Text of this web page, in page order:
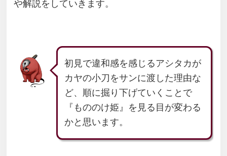
や解説をしていきます。
初見で違和感を感じるアシタカが
カヤの小刀をサンに渡した理由な
ど、順に掘り下げていくことで
『もののけ姫』を見る目が変わる
かと思います。